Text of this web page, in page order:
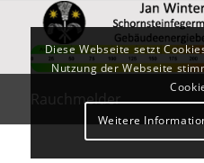
Rauchmelder
Diese Webseite setzt
Nutzung der Webseite
Weitere